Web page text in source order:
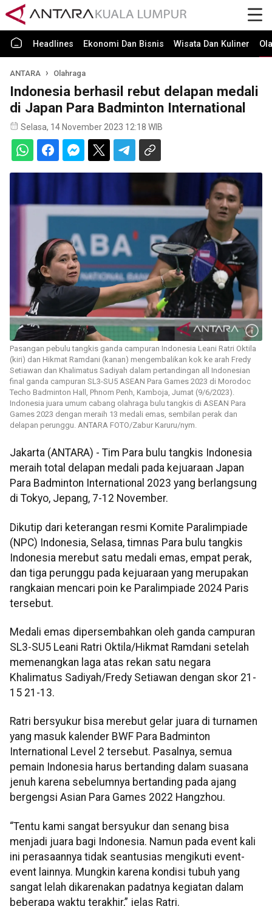
Headlines Ekonomi Dan Bisnis Wisata Dan Kuliner
ANTARA Olahraga
Indonesia berhasil rebut delapan medali
di Japan Para Badminton International
Selasa, 14 November 2023 12:18 WIB
Pasangan pebulu tangkis ganda campuran Indonesia Leani Ratri Oktila
(kiri) dan Hikmat Ramdani (kanan) mengembalikan kok ke arah Fredy
Setiawan dan Khalimatus Sadiyah dalam pertandingan all Indonesian
final ganda campuran SL3-SU5 ASEAN Para Games 2023 di Morodoc
Techo Badminton Hall, Phnom Penh, Kamboja, Jumat (9/6/2023).
Indonesia juara umum cabang olahraga bulu tangkis di ASEAN Para
Games 2023 dengan meraih 13 medali emas, sembilan perak dan
delapan perunggu. ANTARA FOTO/Zabur Karuru/nym.
Jakarta (ANTARA) - Tim Para bulu tangkis Indonesia
meraih total delapan medali pada kejuaraan Japan
Para Badminton International 2023 yang berlangsung
di Tokyo, Jepang, 7-12 November.
Dikutip dari keterangan resmi Komite Paralimpiade
(NPC) Indonesia, Selasa, timnas Para bulu tangkis
Indonesia merebut satu medali emas, empat perak,
dan tiga perunggu pada kejuaraan yang merupakan
rangkaian mencari poin ke Paralimpiade 2024 Paris
tersebut.
Medali emas dipersembahkan oleh ganda campuran
SL3-SU5 Leani Ratri Oktila/Hikmat Ramdani setelah
memenangkan laga atas rekan satu negara
Khalimatus Sadiyah/Fredy Setiawan dengan skor 21-
15 21-13.
Ratri bersyukur bisa merebut gelar juara di turnamen
yang masuk kalender BWF Para Badminton
International Level 2 tersebut. Pasalnya, semua
pemain Indonesia harus bertanding dalam suasana
jenuh karena sebelumnya bertanding pada ajang
bergengsi Asian Para Games 2022 Hangzhou.
“Tentu kami sangat bersyukur dan senang bisa
menjadi juara bagi Indonesia. Namun pada event kali
ini perasaannya tidak seantusias mengikuti event-
event lainnya. Mungkin karena kondisi tubuh yang
sangat lelah dikarenakan padatnya kegiatan dalam
beberapa waktu terakhir,” jelas Ratri.